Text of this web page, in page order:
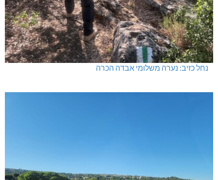
נחל כזיב: נערה משלומי אבדה הכרה